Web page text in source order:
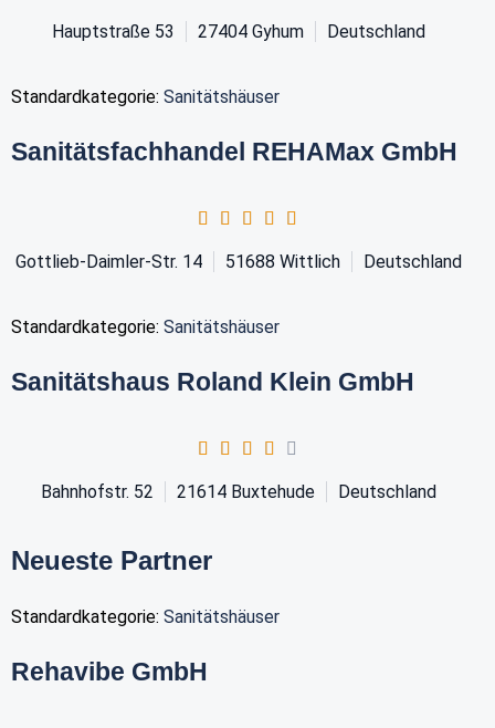
Hauptstraße 53 27404 Gyhum Deutschland
Standardkategorie: Sanitätshäuser
Sanitätsfachhandel REHAMax GmbH
Gottlieb-Daimler-Str. 14 51688 Wittlich Deutschland
Standardkategorie: Sanitätshäuser
Sanitätshaus Roland Klein GmbH
Bahnhofstr. 52 21614 Buxtehude Deutschland
Neueste Partner
Standardkategorie: Sanitätshäuser
Rehavibe GmbH